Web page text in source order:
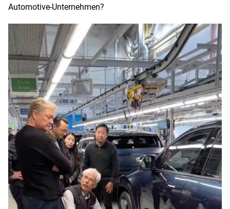
Automotive-Unternehmen?